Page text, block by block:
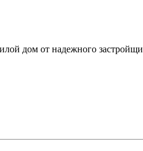
дом от надежного застройщи